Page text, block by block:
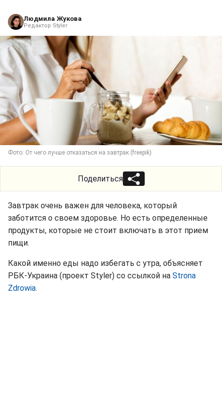
Людмила Жукова
Редактор Styler
Фото: От чего лучше отказаться на завтрак (freepik)
Поделиться
Завтрак очень важен для человека, который
заботится о своем здоровье. Но есть определенные
продукты, которые не стоит включать в этот прием
пищи.
Какой именно еды надо избегать с утра, объясняет
РБК-Украина (проект Styler) со ссылкой на Strona
Zdrowia.